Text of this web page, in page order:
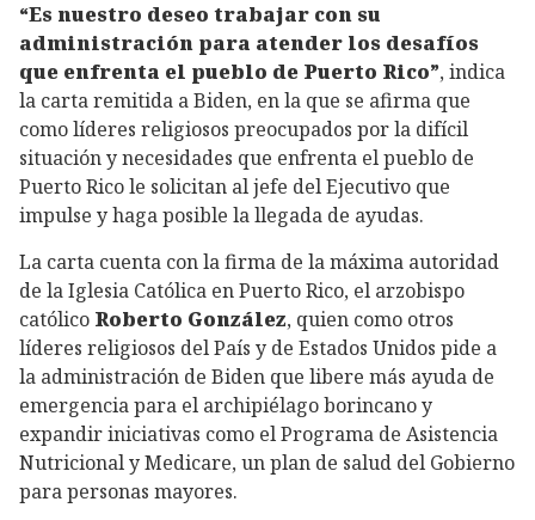
“Es nuestro deseo trabajar con su
administración para atender los desafíos
que enfrenta el pueblo de Puerto Rico”, indica
la carta remitida a Biden, en la que se afirma que
como líderes religiosos preocupados por la difícil
situación y necesidades que enfrenta el pueblo de
Puerto Rico le solicitan al jefe del Ejecutivo que
impulse y haga posible la llegada de ayudas.
La carta cuenta con la firma de la máxima autoridad
de la Iglesia Católica en Puerto Rico, el arzobispo
católico Roberto González, quien como otros
líderes religiosos del País y de Estados Unidos pide a
la administración de Biden que libere más ayuda de
emergencia para el archipiélago borincano y
expandir iniciativas como el Programa de Asistencia
Nutricional y Medicare, un plan de salud del Gobierno
para personas mayores.